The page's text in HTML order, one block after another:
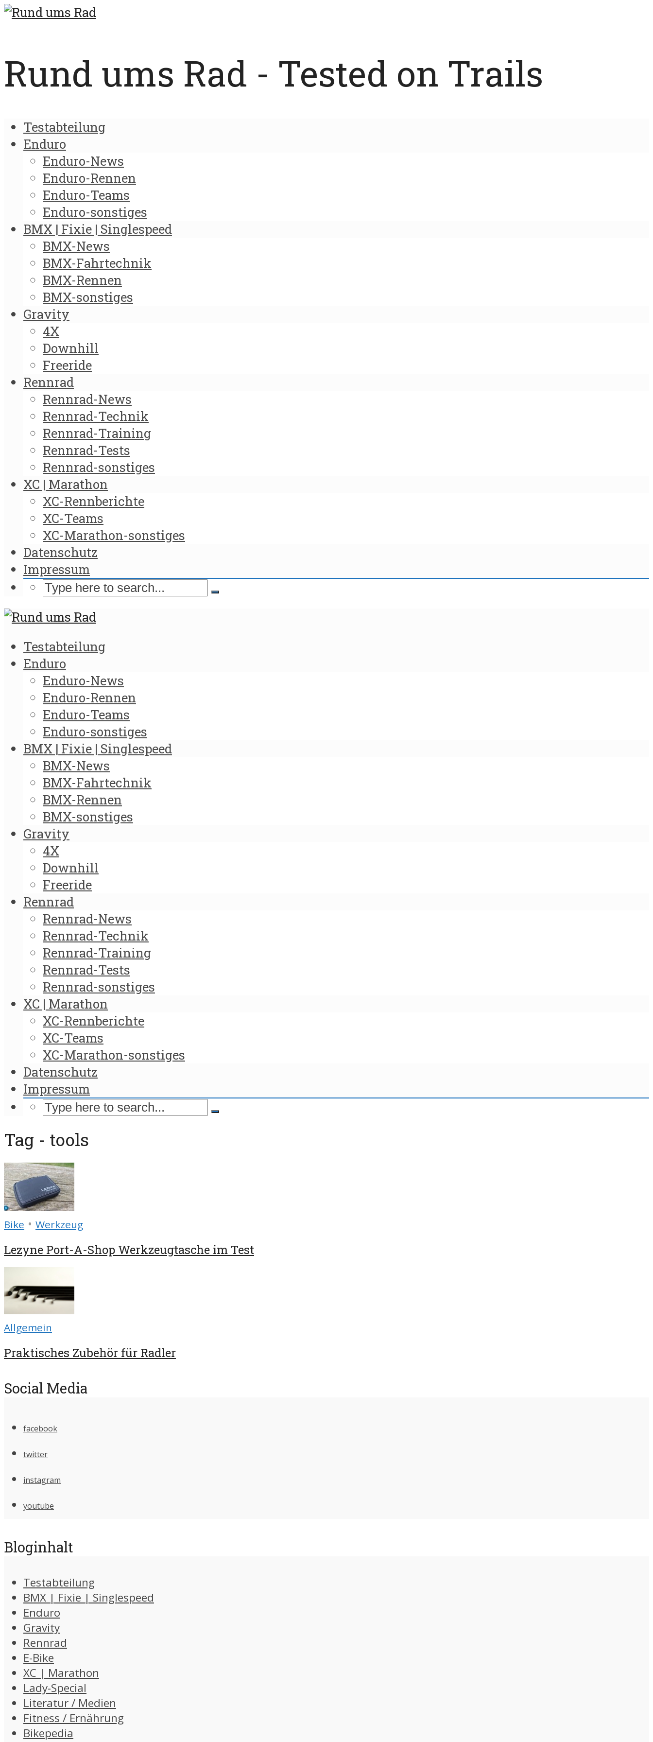
Rund ums Rad - Tested on Trails
Testabteilung
Enduro
Enduro-News
Enduro-Rennen
Enduro-Teams
Enduro-sonstiges
BMX | Fixie | Singlespeed
BMX-News
BMX-Fahrtechnik
BMX-Rennen
BMX-sonstiges
Gravity
4X
Downhill
Freeride
Rennrad
Rennrad-News
Rennrad-Technik
Rennrad-Training
Rennrad-Tests
Rennrad-sonstiges
XC | Marathon
XC-Rennberichte
XC-Teams
XC-Marathon-sonstiges
Datenschutz
Impressum
Testabteilung
Enduro
Enduro-News
Enduro-Rennen
Enduro-Teams
Enduro-sonstiges
BMX | Fixie | Singlespeed
BMX-News
BMX-Fahrtechnik
BMX-Rennen
BMX-sonstiges
Gravity
4X
Downhill
Freeride
Rennrad
Rennrad-News
Rennrad-Technik
Rennrad-Training
Rennrad-Tests
Rennrad-sonstiges
XC | Marathon
XC-Rennberichte
XC-Teams
XC-Marathon-sonstiges
Datenschutz
Impressum
Tag - tools
Bike • Werkzeug
Lezyne Port-A-Shop Werkzeugtasche im Test
Allgemein
Praktisches Zubehör für Radler
Social Media
facebook
twitter
instagram
youtube
Bloginhalt
Testabteilung
BMX | Fixie | Singlespeed
Enduro
Gravity
Rennrad
E-Bike
XC | Marathon
Lady-Special
Literatur / Medien
Fitness / Ernährung
Bikepedia